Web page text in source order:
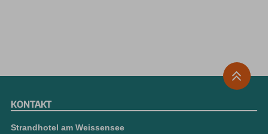
KONTAKT
Strandhotel am Weissensee